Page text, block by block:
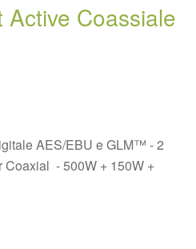
Coassiale
AES/EBU e GLM™ - 2
Coaxial - 500W + 150W +